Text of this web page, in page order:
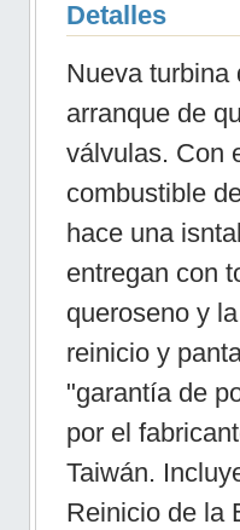
Detalles
Nueva turbina
arranque de
válvulas. Con
combustible
hace una
entregan con
queroseno y
reinicio y
"garantía de
por el
Taiwán.
Reinicio de la